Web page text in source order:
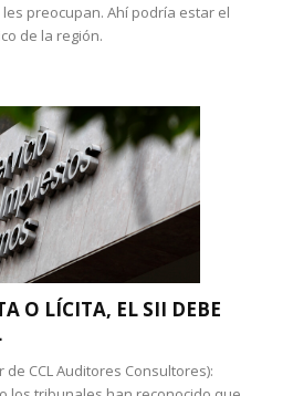
preocupan. Ahí podría estar el
de la región.
O LÍCITA, EL SII DEBE
de CCL Auditores Consultores):